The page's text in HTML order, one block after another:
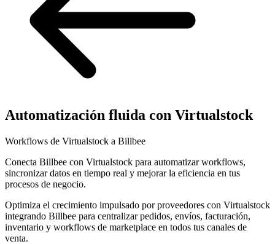
Automatización fluida con Virtualstock
Workflows de Virtualstock a Billbee
Conecta Billbee con Virtualstock para automatizar workflows,
sincronizar datos en tiempo real y mejorar la eficiencia en tus
procesos de negocio.
Optimiza el crecimiento impulsado por proveedores con Virtualstock
integrando Billbee para centralizar pedidos, envíos, facturación,
inventario y workflows de marketplace en todos tus canales de
venta.